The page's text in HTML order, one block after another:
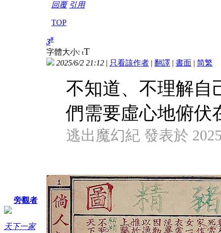
回覆 引用
TOP
旁觀者
天下一家
3#
字體大小: tT
2025/6/2 21:12 | 只看該作者 | 翻譯 | 書面 | 简繁
不知道、不理解自
們需要虛心地俯伏
逃出魔幻紀 發表於